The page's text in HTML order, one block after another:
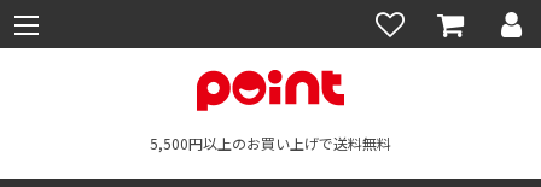
5,500円以上のお買い上げで送料無料